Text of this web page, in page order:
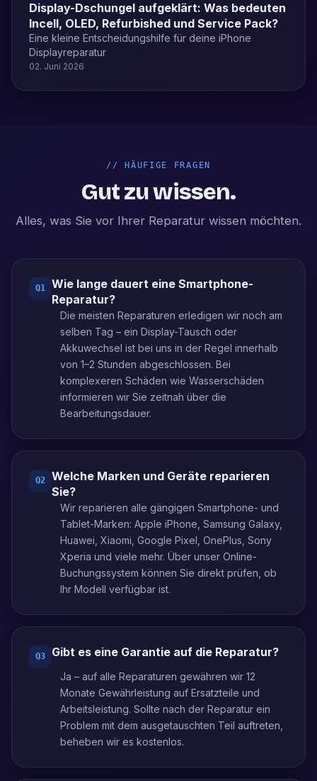
Display-Dschungel aufgeklärt: Was bedeuten
Incell, OLED, Refurbished und Service Pack?
Eine kleine Entscheidungshilfe für deine iPhone
Displayreparatur
02. Juni 2026
// HÄUFIGE FRAGEN
Gut zu wissen.
Alles, was Sie vor Ihrer Reparatur wissen möchten.
Q1
Wie lange dauert eine Smartphone-
Reparatur?
Die meisten Reparaturen erledigen wir noch am
selben Tag – ein Display-Tausch oder
Akkuwechsel ist bei uns in der Regel innerhalb
von 1–2 Stunden abgeschlossen. Bei
komplexeren Schäden wie Wasserschäden
informieren wir Sie zeitnah über die
Bearbeitungsdauer.
Q2
Welche Marken und Geräte reparieren
Sie?
Wir reparieren alle gängigen Smartphone- und
Tablet-Marken: Apple iPhone, Samsung Galaxy,
Huawei, Xiaomi, Google Pixel, OnePlus, Sony
Xperia und viele mehr. Über unser Online-
Buchungssystem können Sie direkt prüfen, ob
Ihr Modell verfügbar ist.
Q3 Gibt es eine Garantie auf die Reparatur?
Ja – auf alle Reparaturen gewähren wir 12
Monate Gewährleistung auf Ersatzteile und
Arbeitsleistung. Sollte nach der Reparatur ein
Problem mit dem ausgetauschten Teil auftreten,
beheben wir es kostenlos.